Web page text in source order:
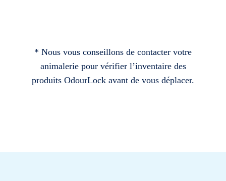
* Nous vous conseillons de contacter votre
animalerie pour vérifier l’inventaire des
produits OdourLock avant de vous déplacer.